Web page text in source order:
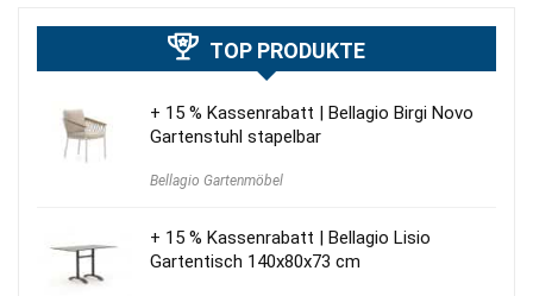
TOP PRODUKTE
+ 15 % Kassenrabatt | Bellagio Birgi Novo
Gartenstuhl stapelbar
Bellagio Gartenmöbel
+ 15 % Kassenrabatt | Bellagio Lisio
Gartentisch 140x80x73 cm